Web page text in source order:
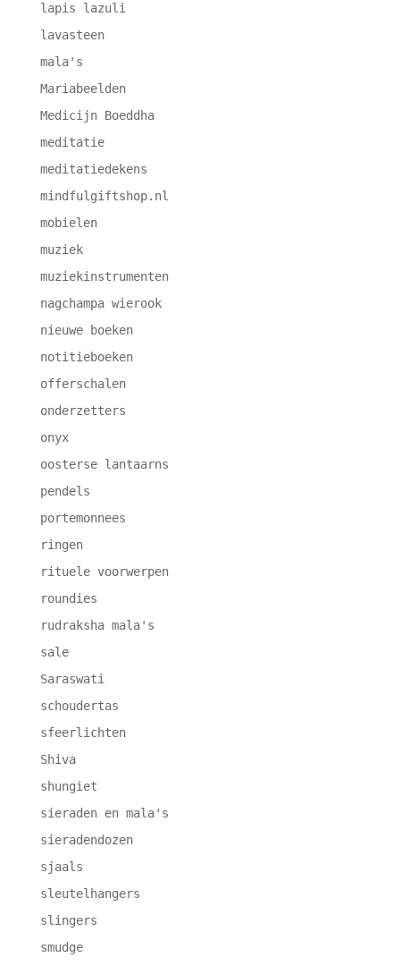
lapis lazuli
lavasteen
mala's
Mariabeelden
Medicijn Boeddha
meditatie
meditatiedekens
mindfulgiftshop.nl
mobielen
muziek
muziekinstrumenten
nagchampa wierook
nieuwe boeken
notitieboeken
offerschalen
onderzetters
onyx
oosterse lantaarns
pendels
portemonnees
ringen
rituele voorwerpen
roundies
rudraksha mala's
sale
Saraswati
schoudertas
sfeerlichten
Shiva
shungiet
sieraden en mala's
sieradendozen
sjaals
sleutelhangers
slingers
smudge